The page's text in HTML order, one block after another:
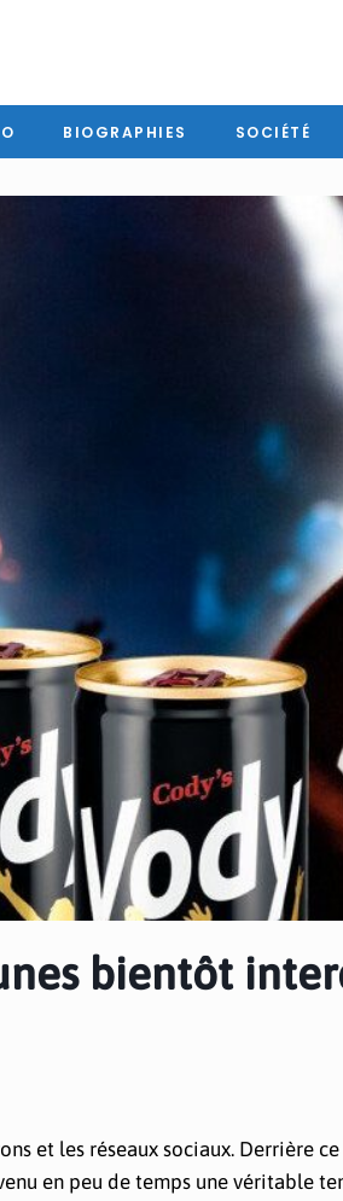
BIOGRAPHIES SOCIÉTÉ
bientôt
et les réseaux sociaux. Derrière
en peu de temps une véritable